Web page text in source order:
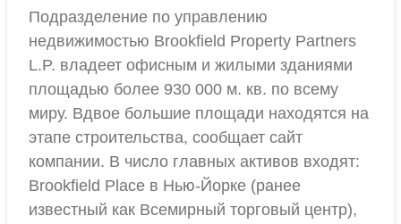
Подразделение по управлению
недвижимостью Brookfield Property Partners
L.P. владеет офисным и жилыми зданиями
площадью более 930 000 м. кв. по всему
миру. Вдвое большие площади находятся на
этапе строительства, сообщает сайт
компании. В число главных активов входят:
Brookfield Place в Нью-Йорке (ранее
известный как Всемирный торговый центр),